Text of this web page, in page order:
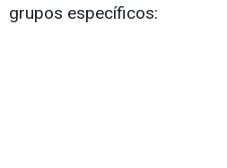
grupos específicos: